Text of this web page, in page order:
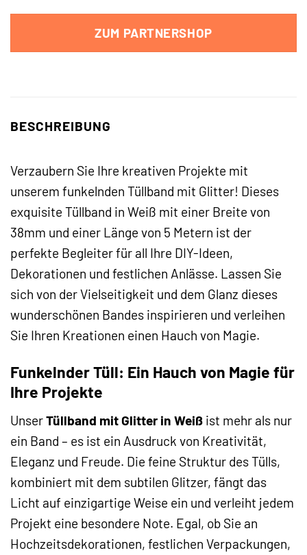
ZUM PARTNERSHOP
BESCHREIBUNG
Verzaubern Sie Ihre kreativen Projekte mit
unserem funkelnden Tüllband mit Glitter! Dieses
exquisite Tüllband in Weiß mit einer Breite von
38mm und einer Länge von 5 Metern ist der
perfekte Begleiter für all Ihre DIY-Ideen,
Dekorationen und festlichen Anlässe. Lassen Sie
sich von der Vielseitigkeit und dem Glanz dieses
wunderschönen Bandes inspirieren und verleihen
Sie Ihren Kreationen einen Hauch von Magie.
Funkelnder Tüll: Ein Hauch von Magie für
Ihre Projekte
UnserTüllband mit Glitter in Weiß ist mehr als nur
ein Band – es ist ein Ausdruck von Kreativität,
Eleganz und Freude. Die feine Struktur des Tülls,
kombiniert mit dem subtilen Glitzer, fängt das
Licht auf einzigartige Weise ein und verleiht jedem
Projekt eine besondere Note. Egal, ob Sie an
Hochzeitsdekorationen, festlichen Verpackungen,